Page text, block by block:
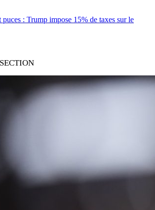
puces : Trump impose 15% de taxes sur le